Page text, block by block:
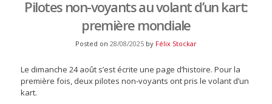
Pilotes non-voyants au volant d’un kart:
première mondiale
Posted on 28/08/2025 by Félix Stockar
Le dimanche 24 août s’est écrite une page d’histoire. Pour la
première fois, deux pilotes non-voyants ont pris le volant d’un
kart.